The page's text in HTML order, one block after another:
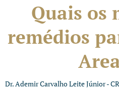
Quais os
remédios
Dr. Ademir Carvalho Leite Júnior -